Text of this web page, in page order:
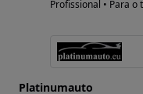
Profissional • Para o
Platinumauto